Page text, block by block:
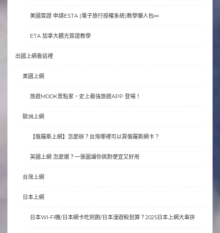
美國簽證 申請ESTA (電子旅行授權系統)教學懶人包👀
ETA 加拿大觀光簽證教學
出國上網看這裡
美國上網
旅遊MOOK景點家，史上最強旅遊APP 登場！
歐洲上網
【俄羅斯上網】怎麼辦？台灣哪裡可以買俄羅斯網卡？
英國上網 怎麼選？一張圖讓你挑對便宜又好用
台灣上網
日本上網
日本WI-FI機/日本網卡吃到飽/日本漫遊較划算？2025日本上網大車拚